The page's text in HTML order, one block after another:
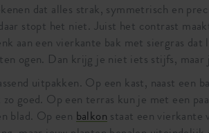
dat alles strak, symmetrisch en
stopt het niet. Juist het contrast
aan een vierkante bak met siergras
ogen. Dan krijg je niet iets stijfs, maar
uitpakken. Op een kast, naast een
goed. Op een terras kun je met een
blad. Op een balkon staat een vierkante